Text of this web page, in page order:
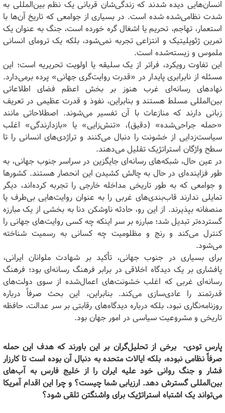
انسان‌هایی دیده شدند که زندگی‌شان قربانی یک نظم بین‌المللی به
شدت نظامی‌شده شده است. در بسیاری از جوامعی که تاریخ آن‌ها با
استعمار، تهاجم، تحریم یا اشغال گره خورده است، جنگ به عنوان یک
تمرین ژئوپلیتیک و انتزاعی تجربه نمی‌شود، بلکه یک ترومای انسانی
ملموس و زیسته‌شده است.
این تفاوت رویکرد، فراتر از یک سلیقه یا اولویت تحریریه است؛ این
مسئله از نابرابری پایدار در «قدرت روایت‌گری جهانی» پرده برمی‌دارد.
نهادهای رسانه‌ای غرب هنوز بر بخش اعظم فضای اطلاعاتی
بین‌المللی مسلط هستند و بنابراین، نفوذ و قدرت عظیمی در تعریف
زبانی دارند که منازعات با آن تفسیر می‌شوند. اصطلاحاتی مانند
«حمله جراحی‌شده» (دقیق)، «تنش‌زایی» یا «بازدارندگی» اغلب
سیاست‌زدایی از خشونت را دنبال می‌کنند و تراژدی‌های انسانی را تا
سطح واژگان استراتژیک تقلیل می‌دهند.
در عین حال، شبکه‌های رسانه‌ای جایگزین در سراسر جنوب جهانی، به
طور فزاینده‌ای در حال به چالش کشیدن این انحصار هستند. کشورها
و جوامعی که به طور تاریخی مداخله خارجی را تجربه کرده‌اند، دیگر
تمایلی ندارند قاب‌بندی‌های غربی را به عنوان روایت‌هایی بی‌طرف یا
منصفانه بپذیرند. از این رو، حادثه ناوشکن دنا به بخشی از یک مبارزه
گسترده‌تر تبدیل شد؛ مبارزه بر سر اینکه چه کسی روایت‌های جهانی را
کنترل می‌کند و رنج و مظلومیت چه کسانی به رسمیت شناخته
می‌شود.
برای بسیاری در جنوب جهانی، تأکید بر شهادت ملوانان ایرانی،
پافشاری بر یک دیدگاه اخلاقی در برابر فرهنگ رسانه‌ای بود؛ فرهنگ
رسانه‌ای غربی که اغلب خشونت‌های اعمال‌شده از سوی دولت‌های
قدرتمند را عادی‌سازی می‌کند. بنابراین، این بحث صرفاً درباره
روزنامه‌نگاری نبود، بلکه درباره دیدگاه‌های رقابتی بر سر عدالت، حافظه
تاریخی و مشروعیت سیاسی در امور جهان بود.
پارس تودی-
برخی از تحلیل‌گران بر این باورند که هدف این حمله
صرفاً نظامی نبوده، بلکه ایالات متحده به دنبال آن بوده است تا کارزار
فشار و جنگ روانی خود علیه ایران را از خلیج فارس به آب‌های
بین‌المللی گسترش دهد. ارزیابی شما چیست؟ و چرا این اقدام آمریکا
می‌تواند یک اشتباه استراتژیک برای واشنگتن تلقی شود؟